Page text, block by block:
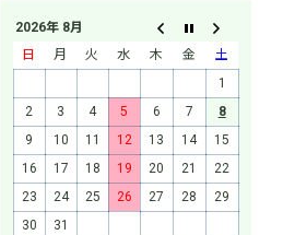
2026年 8月
日
月 火 水 木 金
土
1
2
3 4 5 6 7
8
9
10 11 12 13 14
15
16
17 18 19 20 21
22
23
24 25 26 27 28
29
30
31